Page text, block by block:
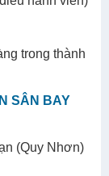
trong thành
SÂN BAY
(Quy Nhơn)